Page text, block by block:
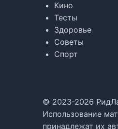
Кино
Тесты
Здоровье
Советы
Спорт
© 2023-2026
Использование
принадлежат их